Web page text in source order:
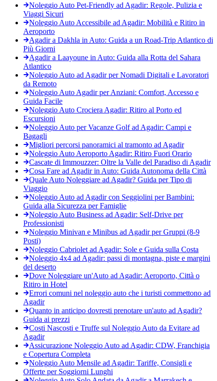
Noleggio Auto Pet-Friendly ad Agadir: Regole, Pulizia e
Viaggi Sicuri
Noleggio Auto Accessibile ad Agadir: Mobilità e Ritiro in
Aeroporto
Agadir a Dakhla in Auto: Guida a un Road-Trip Atlantico di
Più Giorni
Agadir a Laayoune in Auto: Guida alla Rotta del Sahara
Atlantico
Noleggio Auto ad Agadir per Nomadi Digitali e Lavoratori
da Remoto
Noleggio Auto Agadir per Anziani: Comfort, Accesso e
Guida Facile
Noleggio Auto Crociera Agadir: Ritiro al Porto ed
Escursioni
Noleggio Auto per Vacanze Golf ad Agadir: Campi e
Bagagli
Migliori percorsi panoramici al tramonto ad Agadir
Noleggio Auto Aeroporto Agadir: Ritiro Fuori Orario
Cascate di Immouzzer: Oltre la Valle del Paradiso di Agadir
Cosa Fare ad Agadir in Auto: Guida Autonoma della Città
Quale Auto Noleggiare ad Agadir? Guida per Tipo di
Viaggio
Noleggio Auto ad Agadir con Seggiolini per Bambini:
Guida alla Sicurezza per Famiglie
Noleggio Auto Business ad Agadir: Self-Drive per
Professionisti
Noleggio Minivan e Minibus ad Agadir per Gruppi (8-9
Posti)
Noleggio Cabriolet ad Agadir: Sole e Guida sulla Costa
Noleggio 4x4 ad Agadir: passi di montagna, piste e margini
del deserto
Dove Noleggiare un'Auto ad Agadir: Aeroporto, Città o
Ritiro in Hotel
Errori comuni nel noleggio auto che i turisti commettono ad
Agadir
Quanto in anticipo dovresti prenotare un'auto ad Agadir?
Guida ai prezzi
Costi Nascosti e Truffe sul Noleggio Auto da Evitare ad
Agadir
Assicurazione Noleggio Auto ad Agadir: CDW, Franchigia
e Copertura Completa
Noleggio Auto Mensile ad Agadir: Tariffe, Consigli e
Offerte per Soggiorni Lunghi